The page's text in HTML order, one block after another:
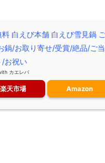
料 白えび本舗 白えび雪見鍋
鍋/お取り寄せ/受賞/絶品/ご
/お祝い
カエレバ
楽天市場 Amazon